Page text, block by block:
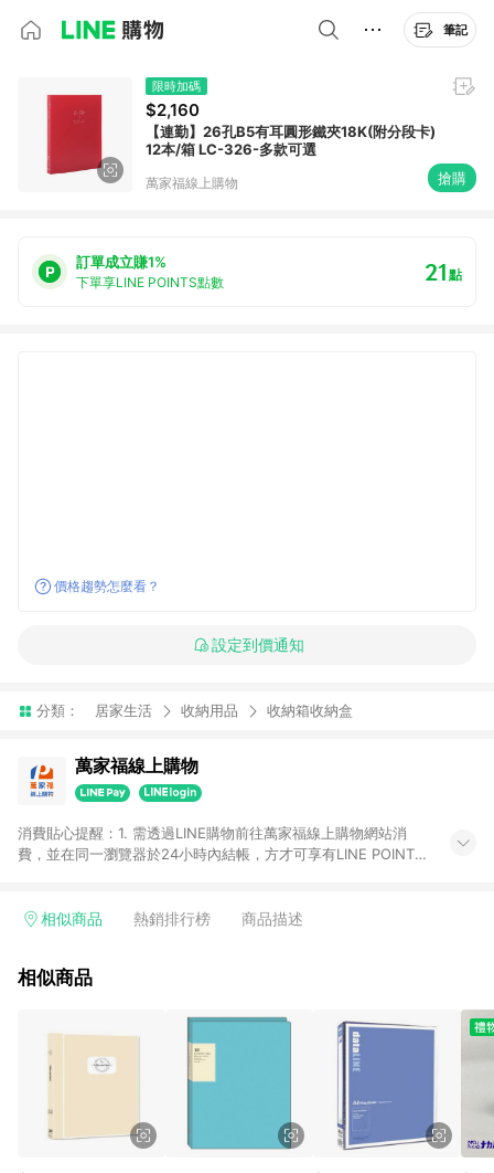
筆記
限時加碼
$2,160
【連勤】26孔B5有耳圓形鐵夾18K(附分段卡)
12本/箱 LC-326-多款可選
萬家福線上購物 搶購
訂單成立賺1%
下單享LINE POINTS點數 21點
價格趨勢怎麼看？
設定到價通知
分類： 居家生活 收納用品 收納箱收納盒
萬家福線上購物
消費貼心提醒：1. 需透過LINE購物前往萬家福線上購物網站消
費，並在同一瀏覽器於24小時內結帳，方才可享有LINE POINTS
4. 不具回饋資格種類商品：電子禮券。 5. 回饋點數計算將排除訂
錄，相關問題請於保留時間內聯絡客服中心，並由康達盛通生活
提供簡單、快速、輕鬆的購物流程及體驗，將不定期推出精選、
話題性或期間限定商品來滿足您的喜好。
相似商品 熱銷排行榜 商品描述
相似商品